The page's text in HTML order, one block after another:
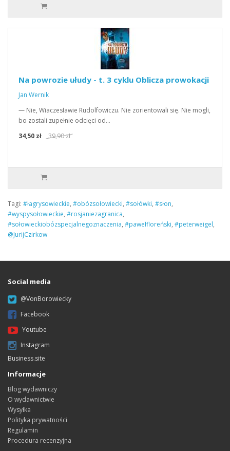
Na powrozie ułudy - t. 3 cyklu Oblicza prowokacji
Jan Wernik
— Nie, Wiaczesławie Rudolfowiczu. Nie zorientowali się. Nie mogli,
bo zostali zupełnie odcięci od…
34,50 zł
39,90 zł
Tagi: #łagrysowieckie, #obózsołowiecki, #sołówki, #słon,
#wyspysołowieckie, #rosjaniezagranica,
#sołowieckiobózspecjalnegoznaczenia, #pawełfloreński, #peterweigel,
@JurijCzirkow
Social media
@VonBorowiecky
Facebook
Youtube
Instagram
Business.site
Informacje
Blog wydawniczy
O wydawnictwie
Wysyłka
Polityka prywatności
Regulamin
Procedura recenzyjna